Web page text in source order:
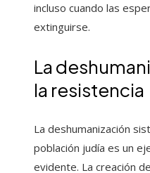
incluso cuando las
extinguirse.
La
la resistencia
La deshumanización
población judía es un
evidente. La creación